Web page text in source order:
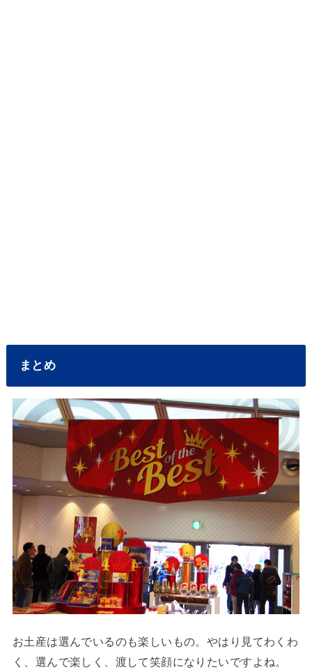
まとめ
お土産は選んでいるのも楽しいもの。やはり見てわくわ
く、選んで楽しく、渡して笑顔になりたいですよね。